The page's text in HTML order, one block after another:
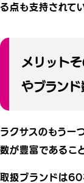
る点も支持されて
メリット
やブラン
ラクサスのもう一
数が豊富であること
取扱ブランドは60